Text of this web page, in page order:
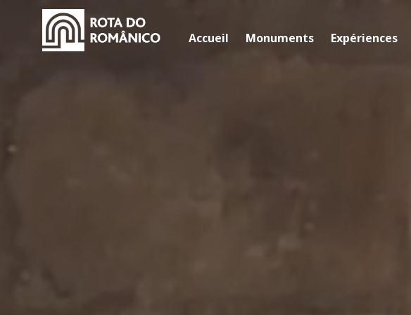
Accueil Monuments Expériences